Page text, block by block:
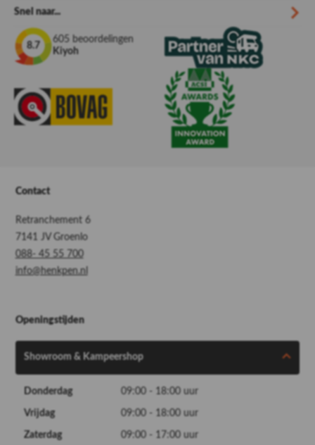
Snel naar...
8.7
605 beoordelingen
Kiyoh
Contact
Retranchement 6
7141 JV Groenlo
088- 45 55 700
info@henkpen.nl
Openingstijden
Showroom & Kampeershop
Donderdag 09:00 - 18:00 uur
Vrijdag 09:00 - 18:00 uur
Zaterdag 09:00 - 17:00 uur